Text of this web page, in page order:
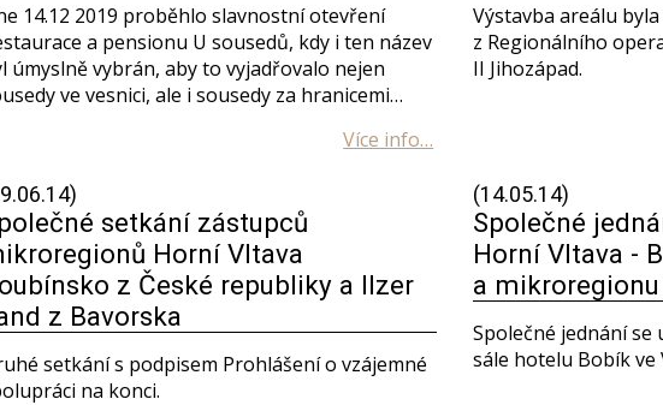
14.12 2019 proběhlo slavnostní otevření
a pensionu U sousedů, kdy i ten název
úmyslně vybrán, aby to vyjadřovalo nejen
ve vesnici, ale i sousedy za hranicemi…
Výstavba areálu
z Regionálního
II Jihozápad.
setkání zástupců
Horní Vltava
z České republiky a Ilzer
z Bavorska
setkání s podpisem Prohlášení o vzájemné
na konci.
(14.05.14)
Společné
Horní Vltava -
a
Společné jednání
sále hotelu Bobík ve